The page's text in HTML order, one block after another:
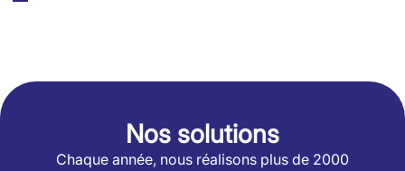
Nos solutions
Chaque année, nous réalisons plus de 2000